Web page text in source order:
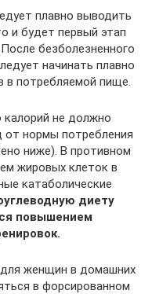
плавно выводить
и будет первый этап
безболезненного
начинать плавно
в потребляемой пище.
не должно
от нормы потребления
ниже). В противном
жировых клеток в
катаболические
диету
повышением
женщин в домашних
в форсированном